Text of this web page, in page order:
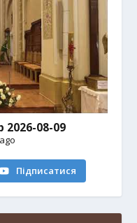
2026-08-09
Підписатися